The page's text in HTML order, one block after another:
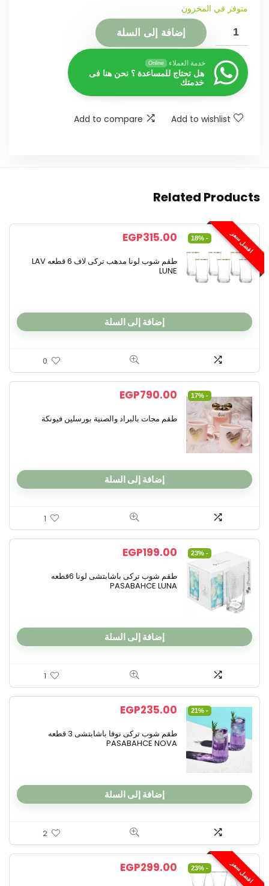
متوفر في المخزون
إضافة إلى السلة
خدمة العملاء Online
هل تحتاج للمساعدة ؟ نحن هنا فى
خدمتك
Add to wishlist
Add to compare
Related Products
افضل سعر - 18%
EGP315.00
طقم شوب لونا مدهب تركى لاف 6 قطعه LAV
LUNE
إضافة إلى السلة
0
- 17%
EGP790.00
طقم مجات بالبراد والصنية بورسلين فيونكة
إضافة إلى السلة
1
- 23%
EGP199.00
طقم شوب تركى باشابتشى لونا 6قطعه
PASABAHCE LUNA
إضافة إلى السلة
1
- 21%
EGP235.00
طقم شوب تركى نوفا باشابتشى 3 قطعه
PASABAHCE NOVA
إضافة إلى السلة
2
افضل سعر - 23%
EGP299.00